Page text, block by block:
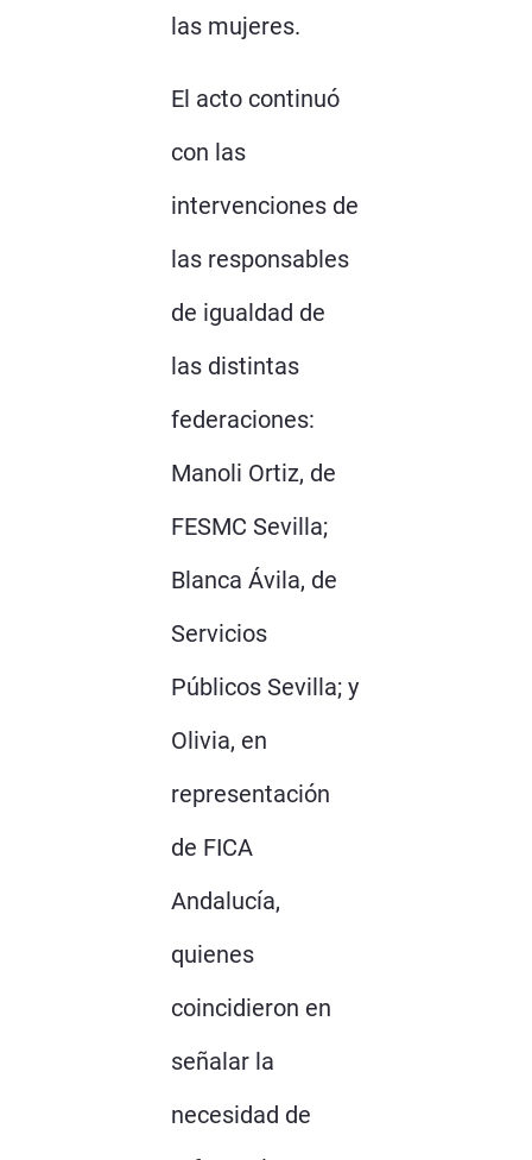
las mujeres.
El acto continuó
con las
intervenciones de
las responsables
de igualdad de
las distintas
federaciones:
Manoli Ortiz, de
FESMC Sevilla;
Blanca Ávila, de
Servicios
Públicos Sevilla; y
Olivia, en
representación
de FICA
Andalucía,
quienes
coincidieron en
señalar la
necesidad de